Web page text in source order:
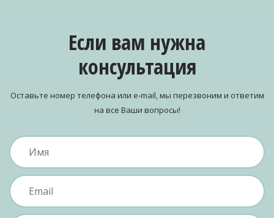
Если вам нужна
консультация
Оставьте номер телефона или e-mail, мы перезвоним и ответим
на все Ваши вопросы!